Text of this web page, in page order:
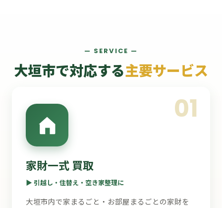
— SERVICE —
大垣市で対応する主要サービス
01
家財一式 買取
▶ 引越し・住替え・空き家整理に
大垣市内で家まるごと・お部屋まるごとの家財を